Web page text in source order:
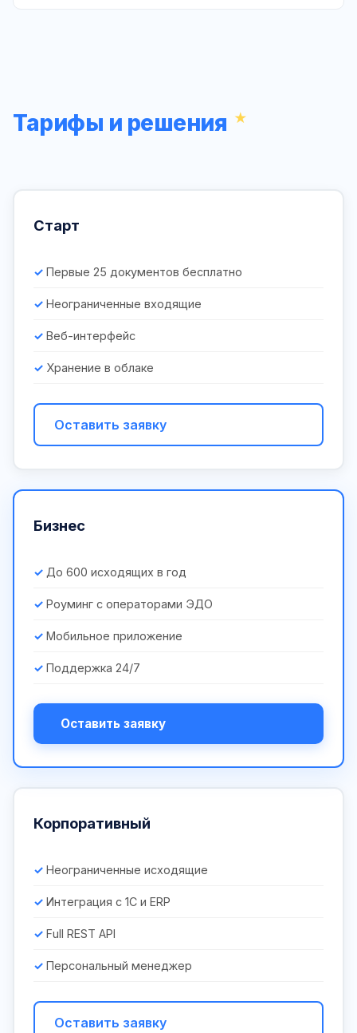
Тарифы и решения
Старт
Первые 25 документов бесплатно
Неограниченные входящие
Веб-интерфейс
Хранение в облаке
Оставить заявку
Бизнес
До 600 исходящих в год
Роуминг с операторами ЭДО
Мобильное приложение
Поддержка 24/7
Оставить заявку
Корпоративный
Неограниченные исходящие
Интеграция с 1С и ERP
Full REST API
Персональный менеджер
Оставить заявку